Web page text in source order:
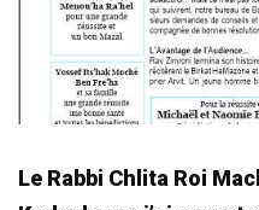
Le Rabbi Chlita Roi